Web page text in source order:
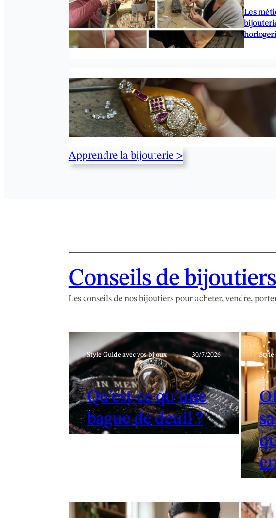
Les
Apprendre la bijouterie >
Conseils de bijoutiers
Les conseils de nos bijoutiers pour acheter, vendre,
Style Guide avec vos bijoux 30/7/2026
Qu’est-ce qu’une
bague de deuil ?
Style